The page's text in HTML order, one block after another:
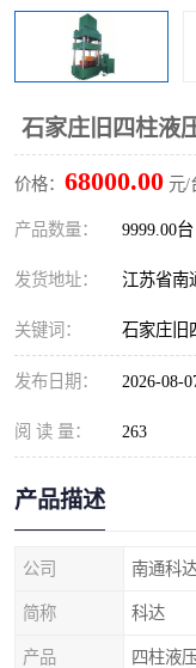
石家庄旧四柱液
价格： 68000.00 元/
产品数量： 9999.00台
发货地址： 江苏省南
关键词： 石家庄旧
发布日期： 2026-08-
阅 读 量： 263
产品描述
公司 南通科
简称 科达
产品 四柱液